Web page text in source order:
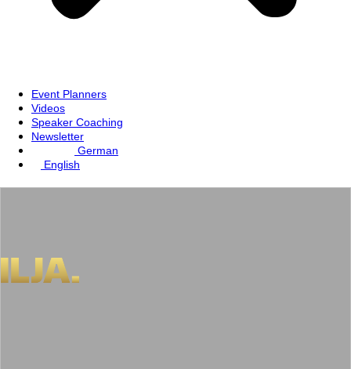
Event Planners
Videos
Speaker Coaching
Newsletter
German
English